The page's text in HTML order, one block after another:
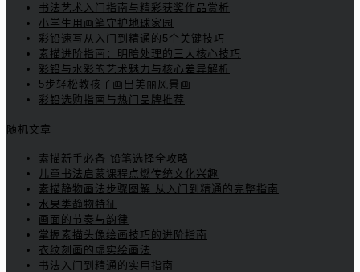
书法艺术入门指南与精彩获奖作品赏析
小学生用画笔守护地球家园
彩铅速写从入门到精通的5个关键技巧
素描进阶指南：明暗处理的三大核心技巧
彩铅与水彩的艺术魅力与核心差异解析
5步轻松教孩子画出美丽风景画
彩铅选购指南与热门品牌推荐
随机文章
素描新手必备 铅笔选择全攻略
儿童书法启蒙课程点燃传统文化兴趣
素描静物画法步骤图解 从入门到精通的完整指南
水果类静物特征
画面的节奏与韵律
掌握素描头像绘画技巧的进阶指南
衣纹刻画的虚实绘画法
书法入门到精通的实用指南